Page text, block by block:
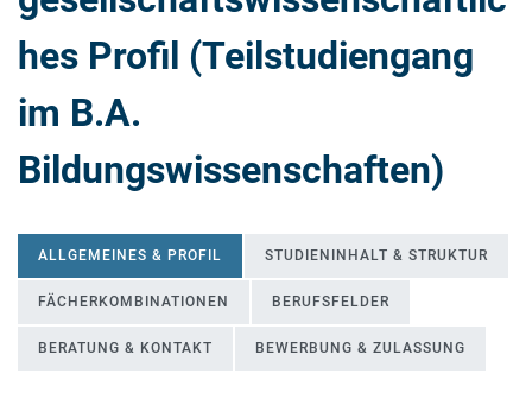
hes Profil (Teilstudiengang
im B.A.
Bildungswissenschaften)
ALLGEMEINES & PROFIL STUDIENINHALT & STRUKTUR
FÄCHERKOMBINATIONEN BERUFSFELDER
BERATUNG & KONTAKT BEWERBUNG & ZULASSUNG